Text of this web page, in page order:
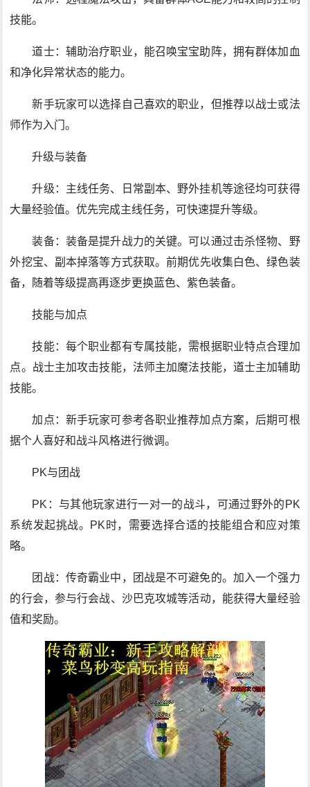
技能。
道士：辅助治疗职业，能召唤宝宝助阵，拥有群体加血
和净化异常状态的能力。
新手玩家可以选择自己喜欢的职业，但推荐以战士或法
师作为入门。
升级与装备
升级：主线任务、日常副本、野外挂机等途径均可获得
大量经验值。优先完成主线任务，可快速提升等级。
装备：装备是提升战力的关键。可以通过击杀怪物、野
外挖宝、副本掉落等方式获取。前期优先收集白色、绿色装
备，随着等级提高再逐步更换蓝色、紫色装备。
技能与加点
技能：每个职业都有专属技能，需根据职业特点合理加
点。战士主加攻击技能，法师主加魔法技能，道士主加辅助
技能。
加点：新手玩家可参考各职业推荐加点方案，后期可根
据个人喜好和战斗风格进行微调。
PK与团战
PK：与其他玩家进行一对一的战斗，可通过野外的PK
系统发起挑战。PK时，需要选择合适的技能组合和应对策
略。
团战：传奇霸业中，团战是不可避免的。加入一个强力
的行会，参与行会战、沙巴克攻城等活动，能获得大量经验
值和奖励。